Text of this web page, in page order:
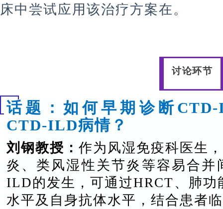
床中尝试应用该治疗方案在。
讨论环节
话题： 如何早期诊断
CTD-ILD病情？
刘钢教授： 作为风湿免疫科医生
炎、类风湿性关节炎等容易合
ILD的发生，可通过HRCT、肺
水平及自身抗体水平，结合患者